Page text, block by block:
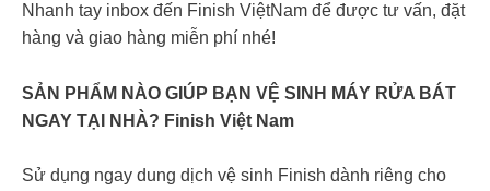
Nhanh tay inbox đến Finish ViệtNam để được tư vấn, đặt
hàng và giao hàng miễn phí nhé!
SẢN PHẨM NÀO GIÚP BẠN VỆ SINH MÁY RỬA BÁT
NGAY TẠI NHÀ? Finish Việt Nam
Sử dụng ngay dung dịch vệ sinh Finish dành riêng cho